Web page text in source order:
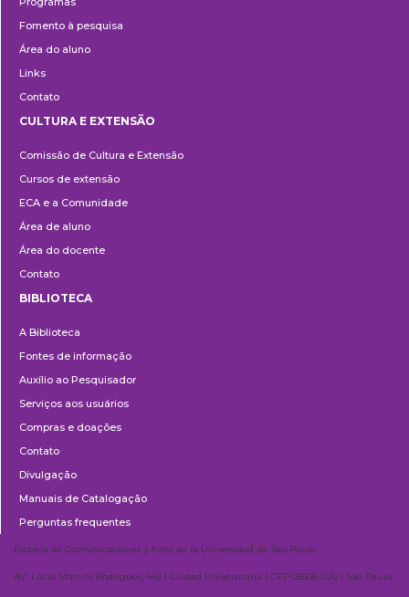
Fomento à pesquisa
Área do aluno
Links
Contato
e
Extensão
CULTURA E EXTENSÃO
Comissão de Cultura e Extensão
Cursos de extensão
ECA e a Comunidade
Área de aluno
Área do docente
Contato
BIBLIOTECA
A Biblioteca
Fontes de informação
Auxílio ao Pesquisador
Serviços aos usuários
Compras e doações
Contato
Divulgação
Manuais de Catalogação
Perguntas frequentes
Escuela de Comunicaciones y Artes de la Universidad de São Paulo
AV. Lúcio Martins Rodrigues, 443 | Ciudad Universitaria | CEP 05508-020 | São Paulo,